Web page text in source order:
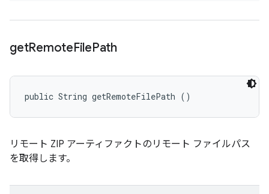
getRemoteFilePath
public String getRemoteFilePath ()
リモート ZIP アーティファクトのリモート ファイルパス
を取得します。